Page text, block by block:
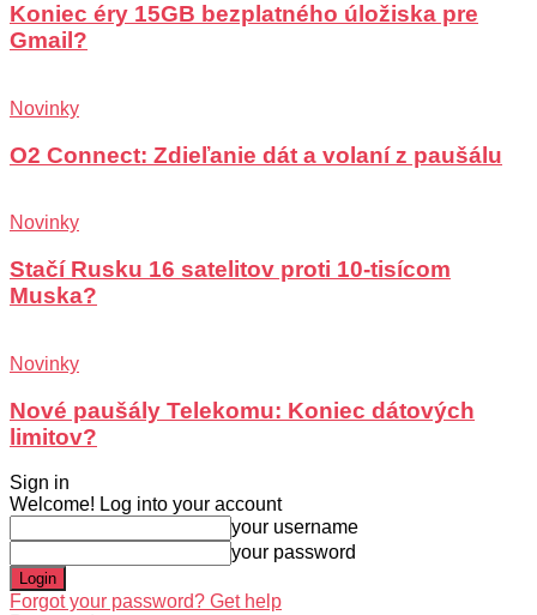
Koniec éry 15GB bezplatného úložiska pre
Gmail?
Novinky
O2 Connect: Zdieľanie dát a volaní z paušálu
Novinky
Stačí Rusku 16 satelitov proti 10-tisícom
Muska?
Novinky
Nové paušály Telekomu: Koniec dátových
limitov?
Sign in
Welcome! Log into your account
your username
your password
Forgot your password? Get help